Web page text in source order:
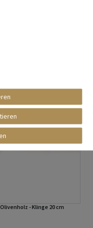
- Klinge 20 cm